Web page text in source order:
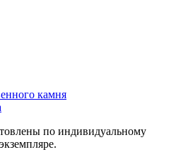
камня
по индивидуальному